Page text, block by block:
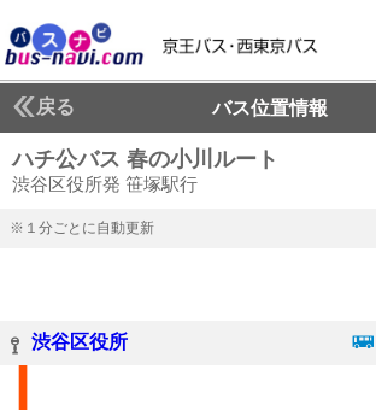
戻る バス位置情報
ハチ公バス 春の小川ルート
渋谷区役所発 笹塚駅行
※１分ごとに自動更新
渋谷区役所